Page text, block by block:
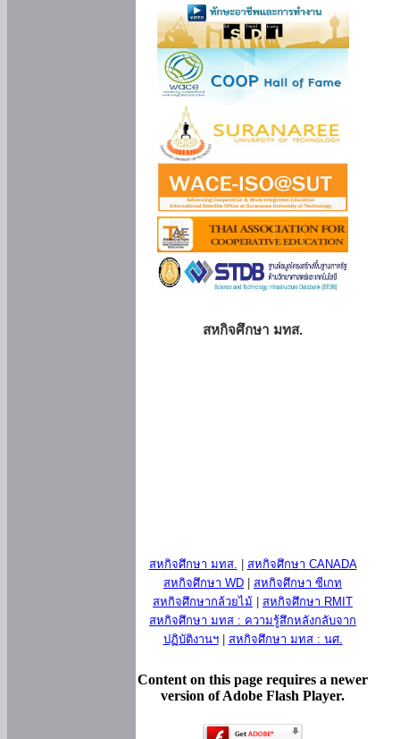
สหกิจศึกษา มทส.
สหกิจศึกษา มทส.
สหกิจศึกษา CANADA
สหกิจศึกษา WD
สหกิจศึกษา ซีเกท
สหกิจศึกษากล้วยไม้
สหกิจศึกษา RMIT
สหกิจศึกษา มทส : ความรู้สึกหลังกลับจาก
ปฏิบัติงานฯ| สหกิจศึกษา มทส : นศ.
Content on this page requires a newer
version of Adobe Flash Player.